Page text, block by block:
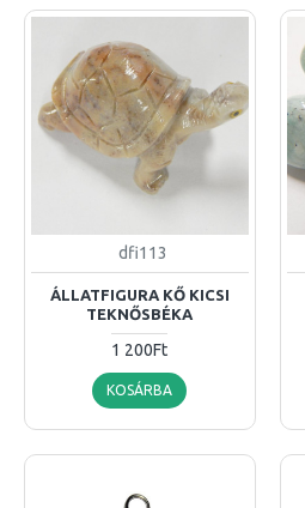
dfi113
ÁLLATFIGURA KŐ KICSI
TEKNŐSBÉKA
1 200Ft
KOSÁRBA